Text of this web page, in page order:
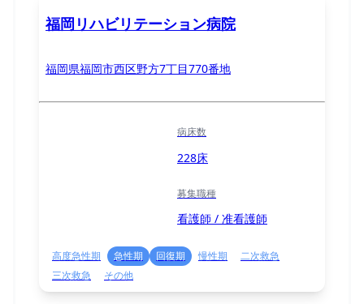
福岡リハビリテーション病院
福岡県福岡市西区野方7丁目770番地
病床数
228床
募集職種
看護師 / 准看護師
高度急性期 急性期 回復期 慢性期
二次救急
三次救急
その他